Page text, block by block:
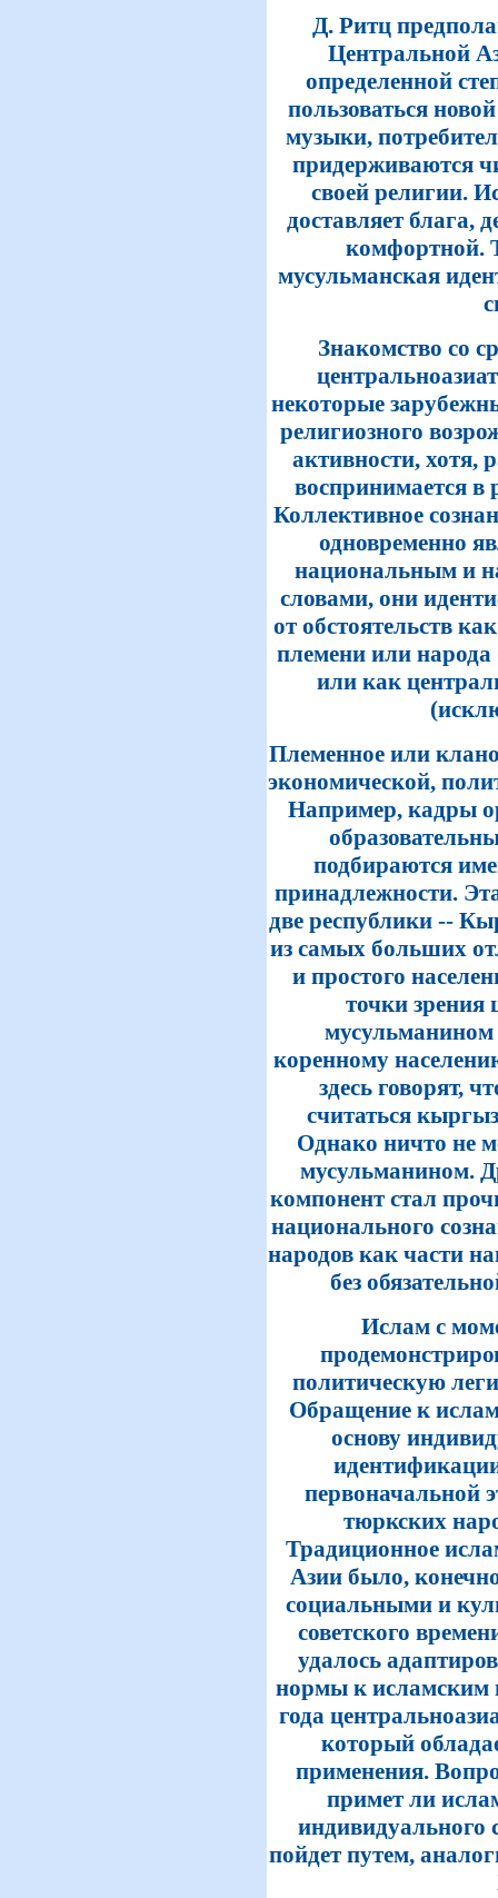
Д. Ритц
Центральной
определенной
пользоваться
музыки,
придерживаются
своей религии.
доставляет блага,
комфортной.
мусульманская
Знакомство со
некоторые
религиозного
активности, хотя,
воспринимается в
Коллективное
одновременно
национальным и
словами, они
от обстоятельств
племени или
или как
Племенное или
экономической,
Например, кадры
подбираются
принадлежности.
две республики --
из самых больших
и простого
точки зрения
мусульманином
коренному
здесь говорят,
считаться
Однако ничто не
мусульманином.
компонент стал
национального
народов как части
без
Ислам с
политическую
Обращение к
основу
первоначальной
тюркских
Традиционное
Азии было,
социальными и
советского
удалось
нормы к исламским
года
который
применения.
примет ли
индивидуального
пойдет путем,